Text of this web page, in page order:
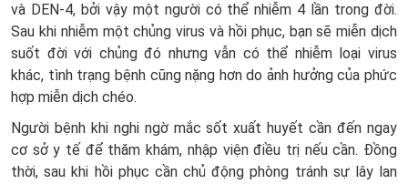
và DEN-4, bởi vậy một người có thể nhiễm 4 lần trong đời.
Sau khi nhiễm một chủng virus và hồi phục, bạn sẽ miễn dịch
suốt đời với chủng đó nhưng vẫn có thể nhiễm loại virus
khác, tình trạng bệnh cũng nặng hơn do ảnh hưởng của phức
hợp miễn dịch chéo.
Người bệnh khi nghi ngờ mắc sốt xuất huyết cần đến ngay
cơ sở y tế để thăm khám, nhập viện điều trị nếu cần. Đồng
thời, sau khi hồi phục cần chủ động phòng tránh sự lây lan